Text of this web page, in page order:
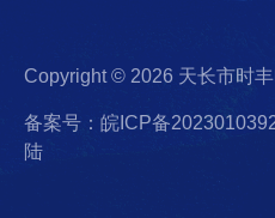
Copyright © 2026 天长市时
备案号：皖ICP备
陆